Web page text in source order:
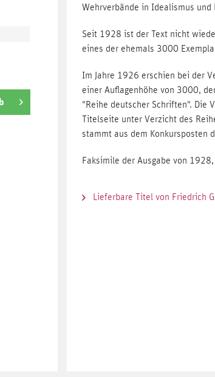
Wehrverbände in Idealismus
Seit 1928 ist der Text nicht
eines der ehemals 3000
Im Jahre 1926 erschien bei der
einer Auflagenhöhe von 3000,
"Reihe deutscher Schriften". Die
Titelseite unter Verzicht des
stammt aus dem Konkursposten
Faksimile der Ausgabe von
Lieferbare Titel von Friedrich